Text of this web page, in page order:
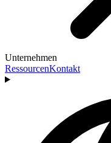
Unternehmen
RessourcenKontakt